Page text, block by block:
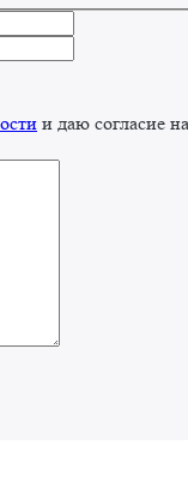
и даю согласие на